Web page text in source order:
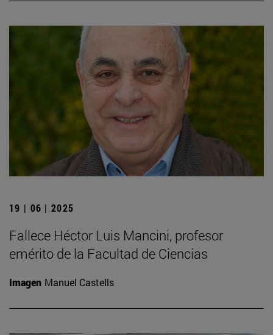
19 | 06 | 2025
Fallece Héctor Luis Mancini, profesor
emérito de la Facultad de Ciencias
Imagen Manuel Castells